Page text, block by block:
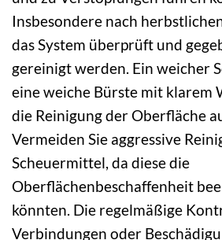
Insbesondere nach
das System überprüft und
gereinigt werden. Ein weicher
eine weiche Bürste mit klarem
die Reinigung der Oberfläche
Vermeiden Sie aggressive
Scheuermittel, da diese die
Oberflächenbeschaffenheit
könnten. Die regelmäßige
Verbindungen oder